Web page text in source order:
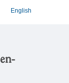
English